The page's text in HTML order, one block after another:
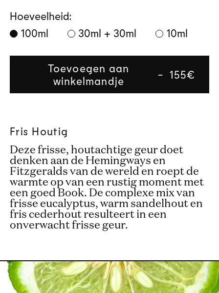
Hoeveelheid:
100ml
30ml + 30ml 10ml
Toevoegen aan
winkelmandje
Regular
155€
Fris Houtig
Deze frisse, houtachtige geur doet
denken aan de Hemingways en
Fitzgeralds van de wereld en roept de
warmte op van een rustig moment met
een goed Book. De complexe mix van
frisse eucalyptus, warm sandelhout en
fris cederhout resulteert in een
onverwacht frisse geur.